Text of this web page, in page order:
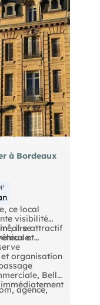
à Bordeaux
ce local
visibilité
attractif
il se
et
organisation
Belle
agence,